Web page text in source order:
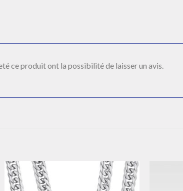
ce produit ont la possibilité de laisser un avis.